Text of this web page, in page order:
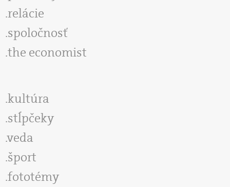
relácie
spoločnosť
the economist
kultúra
stĺpčeky
veda
šport
fototémy